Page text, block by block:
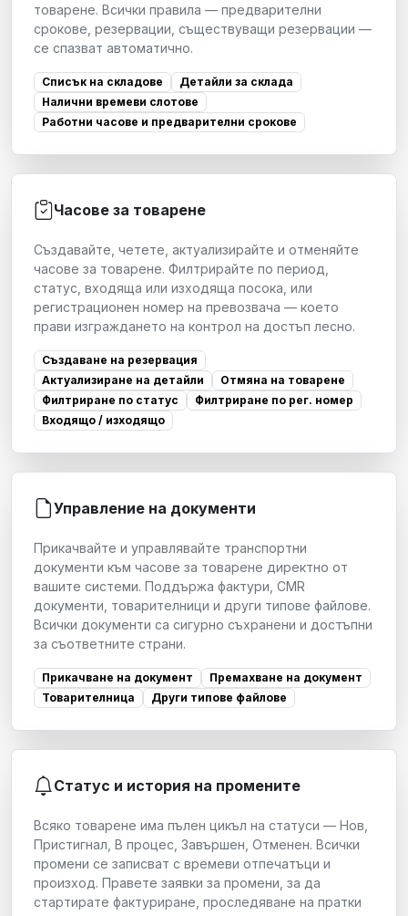
товарене. Всички правила — предварителни
срокове, резервации, съществуващи резервации —
се спазват автоматично.
Списък на складове
Детайли за склада
Налични времеви слотове
Работни часове и предварителни срокове
Часове за товарене
Създавайте, четете, актуализирайте и отменяйте
часове за товарене. Филтрирайте по период,
статус, входяща или изходяща посока, или
регистрационен номер на превозвача — което
прави изграждането на контрол на достъп лесно.
Създаване на резервация
Актуализиране на детайли
Отмяна на товарене
Филтриране по статус
Филтриране по рег. номер
Входящо / изходящо
Управление на документи
Прикачвайте и управлявайте транспортни
документи към часове за товарене директно от
вашите системи. Поддържа фактури, CMR
документи, товарителници и други типове файлове.
Всички документи са сигурно съхранени и достъпни
за съответните страни.
Прикачване на документ
Премахване на документ
Товарителница
Други типове файлове
Статус и история на промените
Всяко товарене има пълен цикъл на статуси — Нов,
Пристигнал, В процес, Завършен, Отменен. Всички
промени се записват с времеви отпечатъци и
произход. Правете заявки за промени, за да
стартирате фактуриране, проследяване на пратки